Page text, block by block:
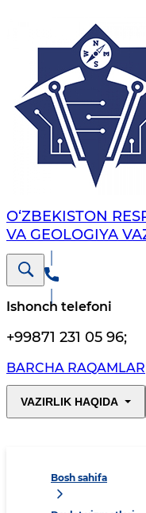
O‘ZBEKISTON
VA GEOLOGIYA
Ishonch telefoni
+99871 231 05 96;
BARCHA RAQAMLAR
VAZIRLIK HAQIDA
Bosh sahifa